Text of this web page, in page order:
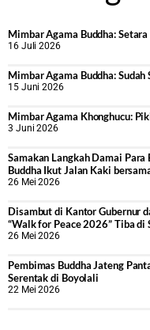
Mimbar Agama Buddha:
16 Juli 2026
Mimbar Agama Buddha: Sudah
15 Juni 2026
Mimbar Agama Khonghucu:
3 Juni 2026
Samakan Langkah Damai
Buddha Ikut Jalan Kaki
26 Mei 2026
Disambut di Kantor Gubernur
“Walk for Peace 2026” Tiba di
26 Mei 2026
‎Pembimas Buddha Jateng
Serentak di Boyolali
22 Mei 2026